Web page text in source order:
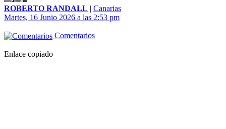
ROBERTO RANDALL | Canarias
Martes, 16 Junio 2026 a las 2:53 pm
Comentarios
Enlace copiado